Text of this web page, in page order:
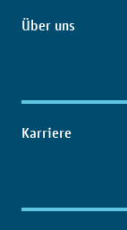
Über uns
Karriere